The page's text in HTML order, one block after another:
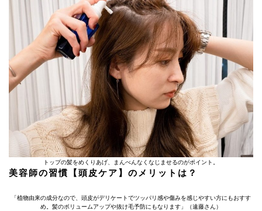
トップの髪をめくりあげ、まんべんなくなじませるのがポイント。
美容師の習慣【頭皮ケア】のメリットは？
「植物由来の成分なので、頭皮がデリケートでツッパリ感や傷みを感じやすい方にもおすす
め。髪のボリュームアップや抜け毛予防にもなります」（遠藤さん）